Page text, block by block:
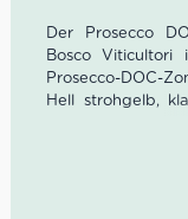
Der Prosecco
Bosco Viticultori
Prosecco-DOC-
Hell strohgelb,
Akzenten. Am
amabile und
perlender